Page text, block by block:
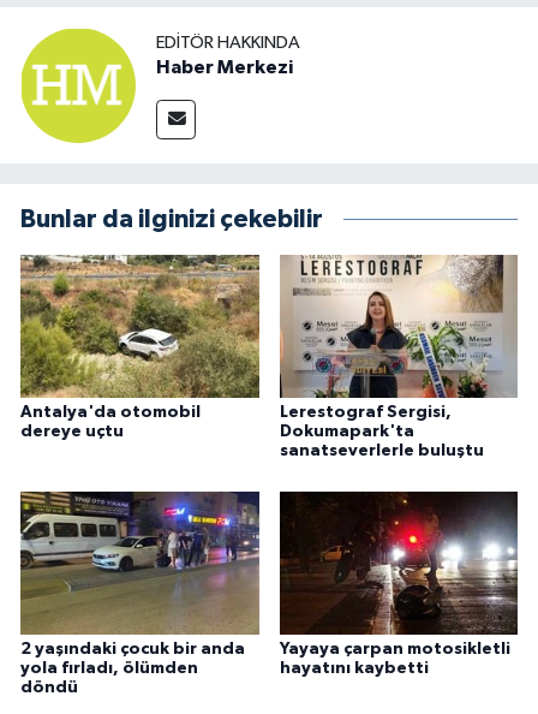
EDITÖR HAKKINDA
Haber Merkezi
Bunlar da ilginizi çekebilir
Antalya'da otomobil
dereye uçtu
Lerestograf Sergisi,
Dokumapark'ta
sanatseverlerle buluştu
2 yaşındaki çocuk bir anda
yola fırladı, ölümden
döndü
Yayaya çarpan motosikletli
hayatını kaybetti